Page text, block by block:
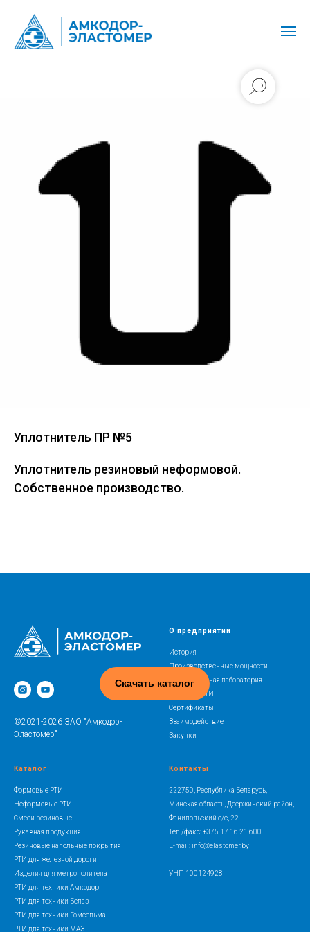
Уплотнитель ПР №5
Уплотнитель резиновый неформовой.
Собственное производство.
Скачать каталог
©2021-2026 ЗАО "Амкодор-
Эластомер"
О предприятии
История
Производственные мощности
Испытательная лаборатория
Освоение РТИ
Сертификаты
Взаимодействие
Закупки
Каталог
Формовые РТИ
Неформовые РТИ
Смеси резиновые
Рукавная продукция
Резиновые напольные покрытия
РТИ для железной дороги
Изделия для метрополитена
РТИ для техники Амкодор
РТИ для техники Белаз
РТИ для техники Гомсельмаш
РТИ для техники МАЗ
Контакты
222750, Республика Беларусь,
Минская область, Дзержинский район,
Фанипольский с/с, 22
Тел./факс: +375 17 16 21 600
E-mail: info@elastomer.by
УНП 100124928